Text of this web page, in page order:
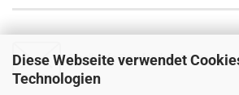
Diese Webseite verwendet
Technologien
Email: info@profender-shocks.com